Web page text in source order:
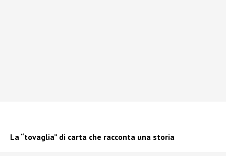
La “tovaglia” di carta che racconta una storia